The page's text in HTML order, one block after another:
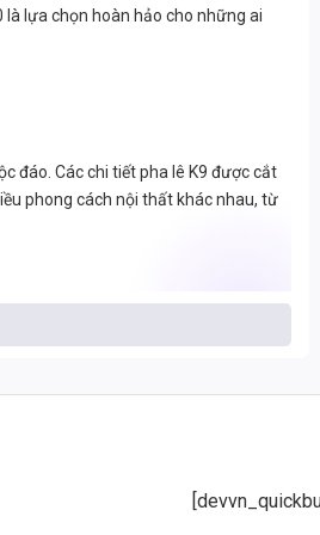
là lựa chọn hoàn hảo cho những ai
đáo. Các chi tiết pha lê K9 được cắt
phong cách nội thất khác nhau, từ
mang lại cho pha lê K9 độ trong
tán sắc ánh sáng tốt, tạo nên hiệu
chống ăn mòn tốt và khả năng tản